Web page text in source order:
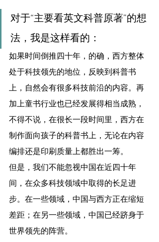
对于“主要看英文科普原著”的想
法，我是这样看的：
如果时间倒推四十年，的确，西方整体
处于科技领先的地位，反映到科普书
上，自然会有很多科技前沿的内容。再
加上童书行业也已经发展得相当成熟，
不得不说，在很长一段时间里，西方在
制作面向孩子的科普书上，无论在内容
编排还是印刷质量上都胜出一筹。
但是，我们不能忽视中国在近四十年
间，在众多科技领域中取得的长足进
步。在一些领域，中国与西方正在缩短
差距；在另一些领域，中国已经跻身于
世界领先的阵营。